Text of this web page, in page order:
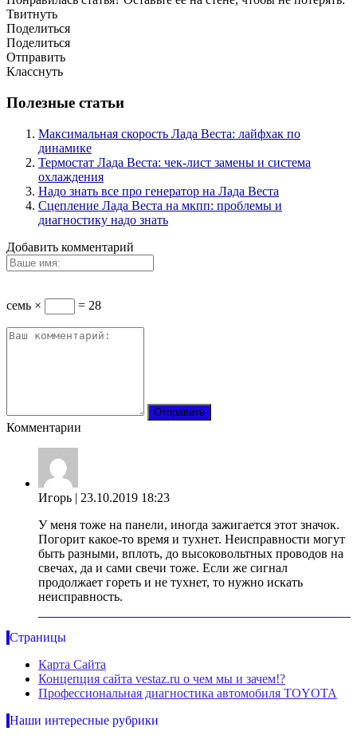
Твитнуть
Поделиться
Поделиться
Отправить
Класснуть
Полезные статьи
Максимальная скорость Лада Веста: лайфхак по
динамике
Термостат Лада Веста: чек-лист замены и система
охлаждения
Надо знать все про генератор на Лада Веста
Сцепление Лада Веста на мкпп: проблемы и
диагностику надо знать
Добавить комментарий
семь × = 28
Комментарии
Игорь | 23.10.2019 18:23
У меня тоже на панели, иногда зажигается этот значок.
Погорит какое-то время и тухнет. Неисправности могут
быть разными, вплоть, до высоковольтных проводов на
свечах, да и сами свечи тоже. Если же сигнал
продолжает гореть и не тухнет, то нужно искать
неисправность.
Страницы
Карта Сайта
Концепция сайта vestaz.ru о чем мы и зачем!?
Профессиональная диагностика автомобиля TOYOTA
Наши интересные рубрики